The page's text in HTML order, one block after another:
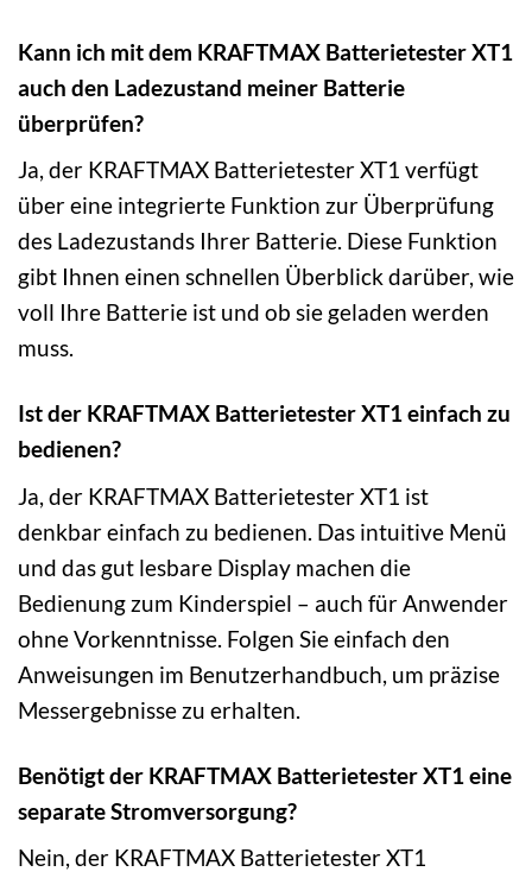
Kann ich mit dem KRAFTMAX Batterietester XT1
auch den Ladezustand meiner Batterie
überprüfen?
Ja, der KRAFTMAX Batterietester XT1 verfügt
über eine integrierte Funktion zur Überprüfung
des Ladezustands Ihrer Batterie. Diese Funktion
gibt Ihnen einen schnellen Überblick darüber, wie
voll Ihre Batterie ist und ob sie geladen werden
muss.
Ist der KRAFTMAX Batterietester XT1 einfach zu
bedienen?
Ja, der KRAFTMAX Batterietester XT1 ist
denkbar einfach zu bedienen. Das intuitive Menü
und das gut lesbare Display machen die
Bedienung zum Kinderspiel – auch für Anwender
ohne Vorkenntnisse. Folgen Sie einfach den
Anweisungen im Benutzerhandbuch, um präzise
Messergebnisse zu erhalten.
Benötigt der KRAFTMAX Batterietester XT1 eine
separate Stromversorgung?
Nein, der KRAFTMAX Batterietester XT1